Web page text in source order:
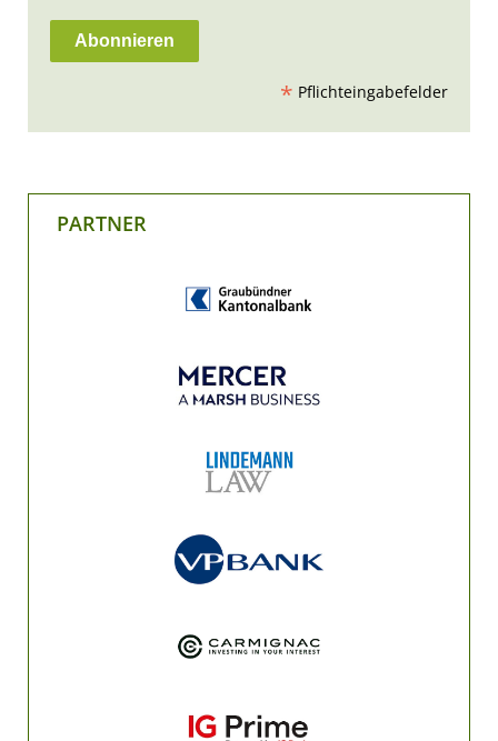
* Pflichteingabefelder
PARTNER